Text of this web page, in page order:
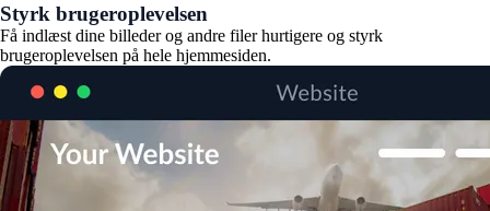
Styrk brugeroplevelsen
Få indlæst dine billeder og andre filer hurtigere og styrk
brugeroplevelsen på hele hjemmesiden.